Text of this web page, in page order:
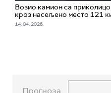
Возио камион са
кроз насељено место 121
14. 04. 2026.
Прогноза